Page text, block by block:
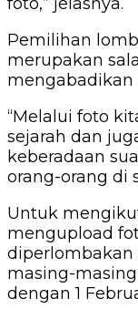
Pemilihan
merupakan
“Melalui foto
sejarah dan
keberadaan
orang-orang di
Untuk
mengupload
diperlombakan
masing-masing
dengan 1